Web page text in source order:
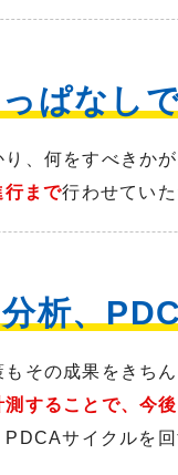
ぱなし
、何をすべきか
行まで行わせてい
析、
その成果をきち
測することで、今
PDCAサイクルを